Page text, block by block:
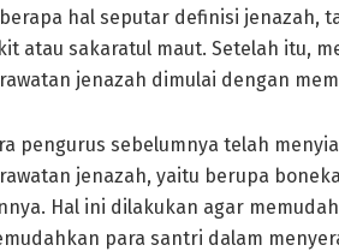
hal seputar definisi jenazah,
atau sakaratul maut. Setelah itu,
jenazah dimulai dengan
pengurus sebelumnya telah
jenazah, yaitu berupa
Hal ini dilakukan agar
para santri dalam